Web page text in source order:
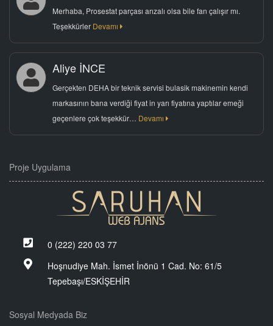
Merhaba, Prosestat parçası arızalı olsa bile fan çalışır mı.
Teşekkürler Devamı
Aliye İNCE
Gerçekten DEHA bir teknik servisi bulasik makinemin kendi
markasının bana verdiği fiyat in yarı fiyatına yaptılar emeği
geçenlere çok teşekkür… Devamı
Proje Uygulama
0 (222) 220 03 77
Hoşnudiye Mah. İsmet İnönü 1 Cad. No: 61/5
Tepebaşı/ESKİŞEHİR
Sosyal Medyada Biz